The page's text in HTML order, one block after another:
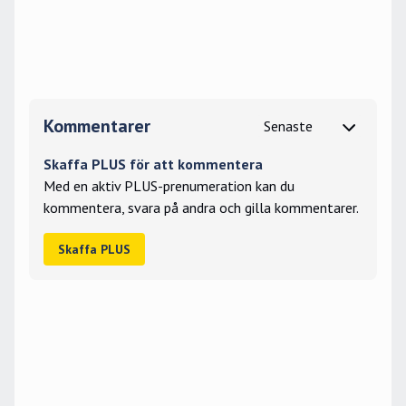
Kommentarer
Skaffa PLUS för att kommentera
Med en aktiv PLUS-prenumeration kan du
kommentera, svara på andra och gilla kommentarer.
Skaffa PLUS